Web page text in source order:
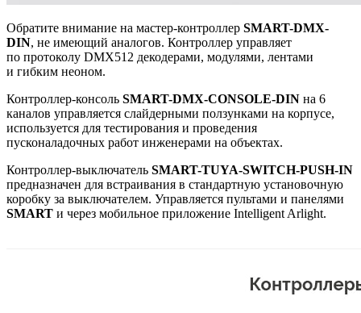
Обратите внимание на мастер-контроллер SMART-DMX-
DIN, не имеющий аналогов. Контроллер управляет
по протоколу DMX512 декодерами, модулями, лентами
и гибким неоном.
Контроллер-консоль SMART-DMX-CONSOLE-DIN на 6
каналов управляется слайдерными ползунками на корпусе,
используется для тестирования и проведения
пусконаладочных работ инженерами на объектах.
Контроллер-выключатель SMART-TUYA-SWITCH-PUSH-IN
предназначен для встраивания в стандартную установочную
коробку за выключателем. Управляется пультами и панелями
SMART и через мобильное приложение Intelligent Arlight.